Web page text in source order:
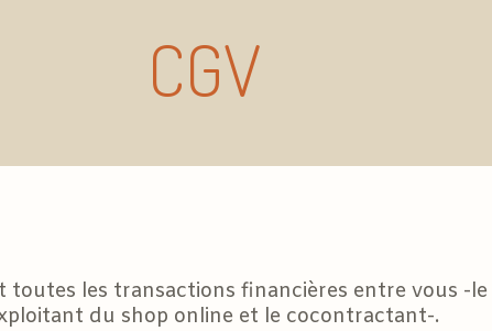
CGV
toutes les transactions financières entre vous -
du shop online et le cocontractant-.